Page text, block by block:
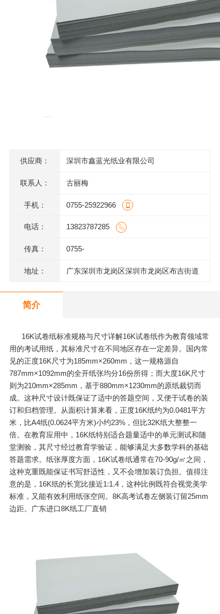
供应商： 深圳市鑫蓝光纸业有限公司
联系人： 古丽梅
手机： 0755-25922966
电话： 13823787285
传真： 0755-
地址： 广东深圳市龙岗区深圳市龙岗区布吉街道
简介
16K试卷纸标准规格与尺寸详解16K试卷纸作为教育领域常
用的考试用纸，其标准尺寸在不同地区存在一定差异。国内常
见的正度16K尺寸为185mm×260mm，这一规格源自
787mm×1092mm的全开纸张均分16份所得；而大度16K尺寸
则为210mm×285mm，基于880mm×1230mm的原纸裁切而
成。这种尺寸设计既保证了适中的答题空间，又便于试卷的装
订和归档管理。从面积计算来看，正度16K纸约为0.0481平方
米，比A4纸(0.0624平方米)小约23%，但比32K纸大整整一
倍。在教育应用中，16K纸特别适合题量适中的单元测试和随
堂测验，其尺寸经过教育学验证，能够满足大多数学科的基础
答题需求。纸张厚度方面，16K试卷纸通常在70-90g/㎡之间，
这种克重既能保证书写舒适性，又不会增加装订负担。值得注
意的是，16K纸的长宽比接近1:1.4，这种比例既符合视觉美学
标准，又能有效利用纸张空间。8K高考试卷左侧装订留25mm
边距。广东进口8K纸工厂直销